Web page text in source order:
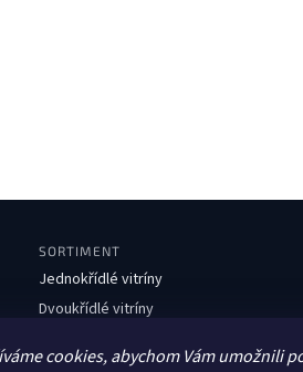
cookies, abychom Vám umožnili
SORTIMENT
Jednokřídlé vitríny
Dvoukřídlé vitríny